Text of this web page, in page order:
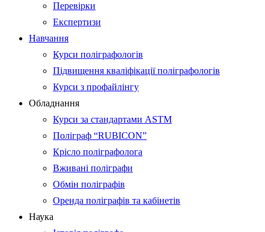
Перевірки
Експертизи
Навчання
Курси поліграфологів
Підвищення кваліфікації поліграфологів
Курси з профайлінгу
Обладнання
Курси за стандартами ASTM
Поліграф “RUBICON”
Крісло поліграфолога
Вживані поліграфи
Обмін поліграфів
Оренда поліграфів та кабінетів
Наука